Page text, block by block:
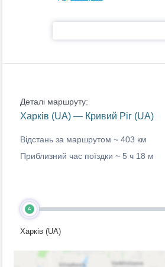
Деталі маршруту:
Харків (UA) — Кривий Ріг (UA)
Відстань за маршрутом ~ 403 км
Приблизний час поїздки ~ 5 ч 18 м
A
Харків (UA)